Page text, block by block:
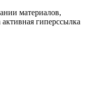
материалов,
гиперссылка